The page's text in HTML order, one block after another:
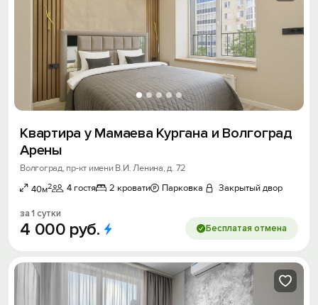
Квартира у Мамаева Кургана и Волгоград
Арены
Волгоград, пр-кт имени В.И. Ленина, д. 72
40м2 4 гостя 2 кровати Парковка Закрытый двор
за 1 сутки
4 000 руб. Бесплатая отмена